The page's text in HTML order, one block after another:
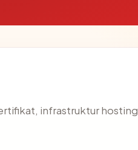
infrastruktur